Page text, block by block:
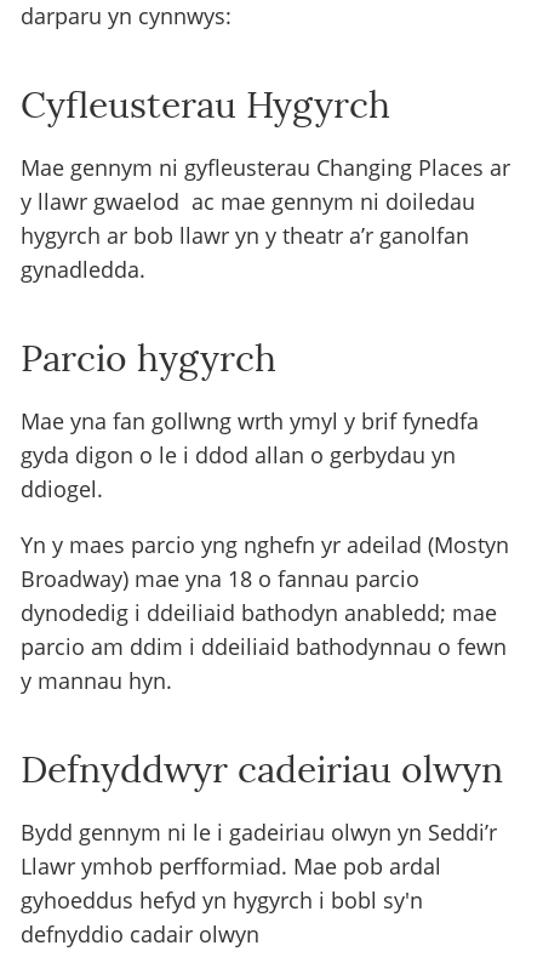
darparu yn cynnwys:
Cyfleusterau Hygyrch
Mae gennym ni gyfleusterau Changing Places ar
y llawr gwaelod ac mae gennym ni doiledau
hygyrch ar bob llawr yn y theatr a’r ganolfan
gynadledda.
Parcio hygyrch
Mae yna fan gollwng wrth ymyl y brif fynedfa
gyda digon o le i ddod allan o gerbydau yn
ddiogel.
Yn y maes parcio yng nghefn yr adeilad (Mostyn
Broadway) mae yna 18 o fannau parcio
dynodedig i ddeiliaid bathodyn anabledd; mae
parcio am ddim i ddeiliaid bathodynnau o fewn
y mannau hyn.
Defnyddwyr cadeiriau olwyn
Bydd gennym ni le i gadeiriau olwyn yn Seddi’r
Llawr ymhob perfformiad. Mae pob ardal
gyhoeddus hefyd yn hygyrch i bobl sy'n
defnyddio cadair olwyn